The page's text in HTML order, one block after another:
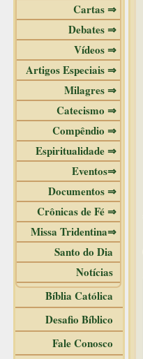
Cartas ⇒
Debates ⇒
Vídeos ⇒
Artigos Especiais ⇒
Milagres ⇒
Catecismo ⇒
Compêndio ⇒
Espiritualidade ⇒
Eventos⇒
Documentos ⇒
Crônicas de Fé ⇒
Missa Tridentina⇒
Santo do Dia
Notícias
Bíblia Católica
Desafio Bíblico
Fale Conosco